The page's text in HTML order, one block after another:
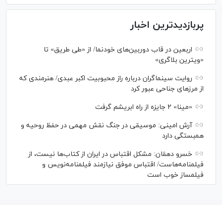
پربازدیدترین اخبار
اربعین در قاب دوربین‌های خودنما/ از «طی طریق» تا
«ویترین بلاگری»
روایت سینماگران درباره راز محبوبیت اکبر عبدی/ هنرمندی که
از مرزهای جناحی عبور کرد
«مینا» ۲ جایزه از راه ابریشم گرفت
آرش امینی: موسیقی در جنگ نقش مهمی در حفظ روحیه و
همبستگی دارد
خسرو دهقان: مشکل اقتباس در ایران از کتاب‌ها نیست، از
فیلمنامه‌هاست/ اقتباس موفق نیازمند فیلمنامه‌نویس و
فیلمساز خوب است